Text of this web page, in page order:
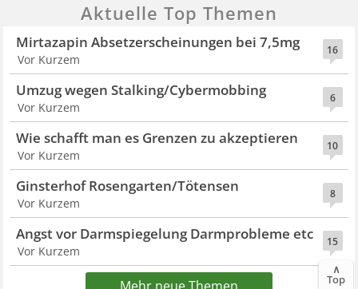
Aktuelle Top Themen
16
Mirtazapin Absetzerscheinungen bei 7,5mg
Vor Kurzem
6
Umzug wegen Stalking/Cybermobbing
Vor Kurzem
10
Wie schafft man es Grenzen zu akzeptieren
Vor Kurzem
8
Ginsterhof Rosengarten/Tötensen
Vor Kurzem
15
Angst vor Darmspiegelung Darmprobleme etc
Vor Kurzem
∧
Top